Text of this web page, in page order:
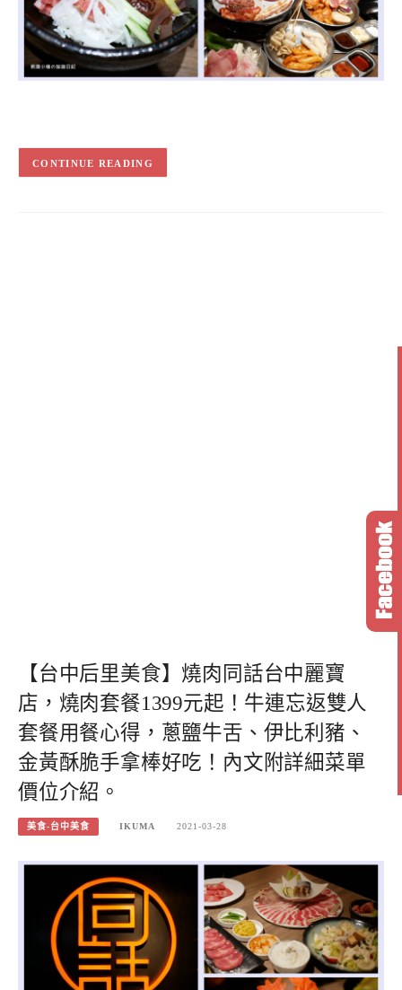
CONTINUE READING
【台中后里美食】燒肉同話台中麗寶
店，燒肉套餐1399元起！牛連忘返雙人
套餐用餐心得，蔥鹽牛舌、伊比利豬、
金黃酥脆手拿棒好吃！內文附詳細菜單
價位介紹。
美食-台中美食 IKUMA 2021-03-28